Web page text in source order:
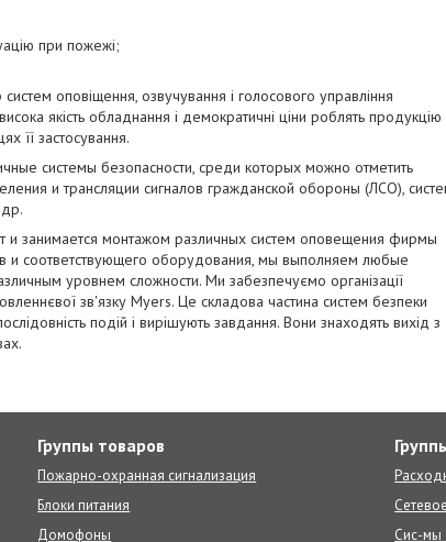
при пожежі;
оповіщення, озвучування і голосового управління
якість обладнання і демократичні ціни роблять продукцію
її застосування.
системы безопасности, среди которых можно отметить
и трансляции сигналов гражданской обороны (ЛСО),
и занимается монтажом различных систем оповещения фирмы
соответствующего оборудования, мы выполняем любые
уровнем сложности. Ми забезпечуємо організації
зв'язку Myers. Це складова частина систем безпеки
подій і вирішують завдання. Вони знаходять вихід з
Группы товаров
Пожарно-охранная сигнализация
Блоки питания
Домофоны
Сис-мы